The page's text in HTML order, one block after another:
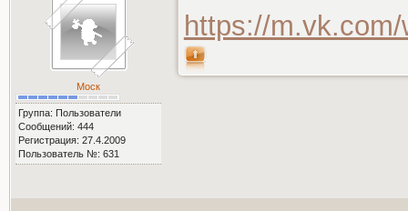
Моск
Группа: Пользователи
Сообщений: 444
Регистрация: 27.4.2009
Пользователь №: 631
https://